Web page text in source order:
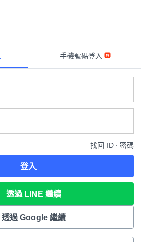
手機號碼登入
找回 ID ∙ 密碼
登入
透過 LINE 繼續
透過 Google 繼續